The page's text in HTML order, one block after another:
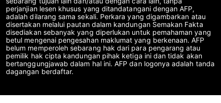
perjanjian lesen khusus yang ditandatangani dengan AFP,
adalah dilarang sama sekali. Perkara yang digambarkan atau
disertakan melalui pautan dalam kandungan Semakan Fakta
disediakan sebanyak yang diperlukan untuk pemahaman yang
betul mengenai pengesahan maklumat yang berkenaan. AFP
belum memperoleh sebarang hak dari para pengarang atau
pemilik hak cipta kandungan pihak ketiga ini dan tidak akan
bertanggungjawab dalam hal ini. AFP dan logonya adalah tanda
dagangan berdaftar.